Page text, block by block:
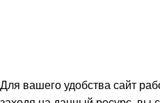
Для вашего удобства сайт